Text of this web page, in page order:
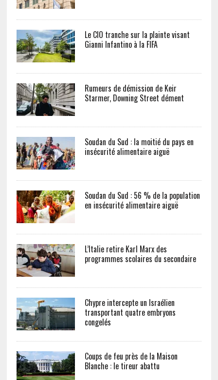
Le CIO tranche sur la plainte visant
Gianni Infantino à la FIFA
Rumeurs de démission de Keir
Starmer, Downing Street dément
Soudan du Sud : la moitié du pays en
insécurité alimentaire aiguë
Soudan du Sud : 56 % de la population
en insécurité alimentaire aiguë
L’Italie retire Karl Marx des
programmes scolaires du secondaire
Chypre intercepte un Israélien
transportant quatre embryons
congelés
Coups de feu près de la Maison
Blanche : le tireur abattu